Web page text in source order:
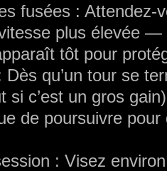
fusées : Attendez-
plus élevée
tôt pour
Dès qu’un tour se
si c’est un gros
de poursuivre
: Visez